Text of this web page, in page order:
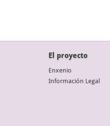
El proyecto
Enxenio
Información Legal